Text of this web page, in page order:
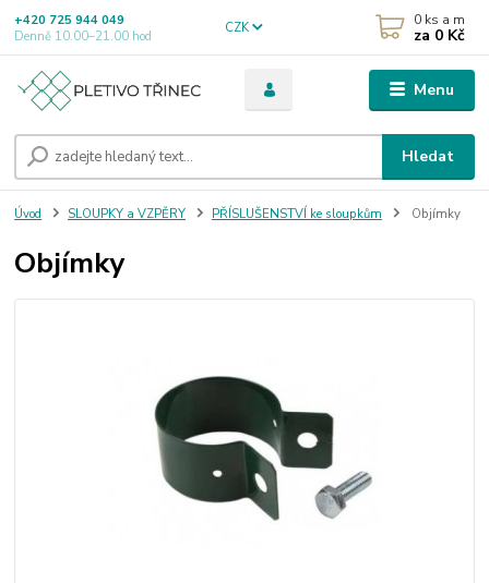
Menu
CZK
Hledat
+420 725 944 049
Denně 10.00–21.00 hod
0 ks a m
za 0 Kč
Úvod SLOUPKY a VZPĚRY PŘÍSLUŠENSTVÍ ke sloupkům Objímky
Objímky